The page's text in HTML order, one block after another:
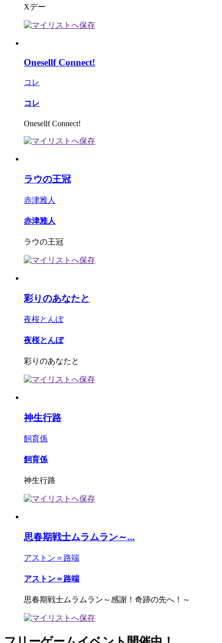
Xデー
Onesellf Connect!
コレ
コレ
Onesellf Connect!
ラウの王冠
赤津雅人
赤津雅人
ラウの王冠
彩りのあなたと
夜桜とんぼ
夜桜とんぼ
彩りのあなたと
神生行路
飼育係
飼育係
神生行路
思春期戦士ムラムラン～...
アストン＝路端
アストン＝路端
思春期戦士ムラムラン～感謝！奇跡の先へ！～